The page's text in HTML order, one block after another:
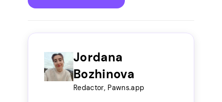
Jordana
Bozhinova
Redactor, Pawns.app